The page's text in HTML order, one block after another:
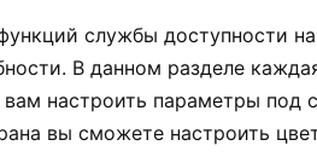
службы доступности
В данном разделе
настроить параметры под
вы сможете настроить